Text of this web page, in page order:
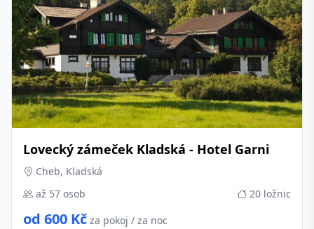
Lovecký zámeček Kladská - Hotel Garni
Cheb, Kladská
až 57 osob
20 ložnic
od 600 Kč za pokoj / za noc